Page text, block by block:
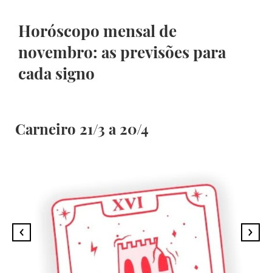
Horóscopo mensal de
novembro: as previsões para
cada signo
Carneiro 21/3 a 20/4